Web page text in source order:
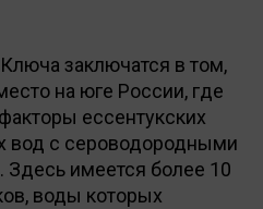
заключатся в том,
на юге России, где
ессентукских
вод с сероводородными
имеется более 10
воды которых